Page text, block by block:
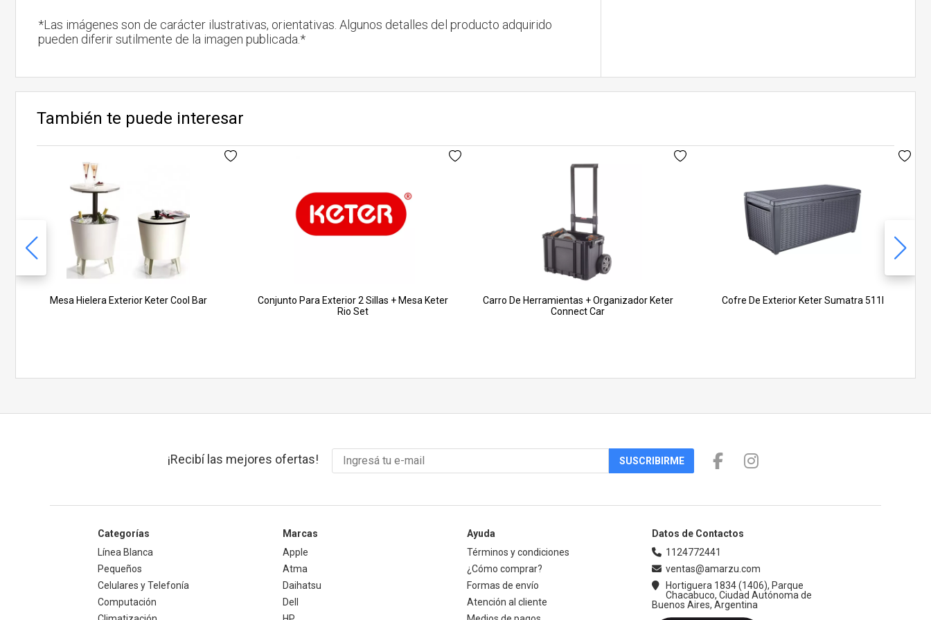
*Las imágenes son de carácter ilustrativas, orientativas. Algunos detalles del producto adquirido
pueden diferir sutilmente de la imagen publicada.*
También te puede interesar
Mesa Hielera Exterior Keter Cool Bar
Conjunto Para Exterior 2 Sillas + Mesa Keter
Rio Set
Carro De Herramientas + Organizador Keter
Connect Car
Cofre De Exterior Keter Sumatra 511l
¡Recibí las mejores ofertas! SUSCRIBIRME
Categorías
Línea Blanca
Pequeños
Celulares y Telefonía
Computación
Marcas
Apple
Atma
Daihatsu
Dell
Ayuda
Términos y condiciones
¿Cómo comprar?
Formas de envío
Atención al cliente
Datos de Contactos
1124772441
ventas@amarzu.com
Hortiguera 1834 (1406), Parque
Chacabuco, Ciudad Autónoma de
Buenos Aires, Argentina